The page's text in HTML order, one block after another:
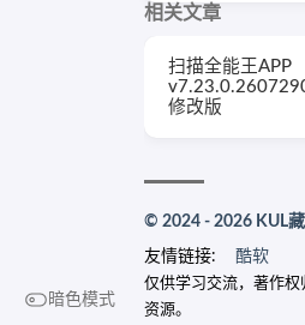
暗色模式
相关文章
扫描全能王APP
修改版
© 2024 - 2026 KUL
友情链接: 酷软
仅供学习交流，著作
资源。